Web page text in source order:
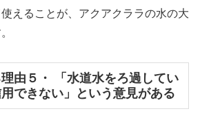
えることが、アクアクララの水の大
由５・ 「水道水をろ過してい
できない」という意見がある